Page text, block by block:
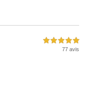
5,0 étoiles sur 5
77 avis